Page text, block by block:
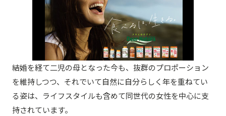
結婚を経て二児の母となった今も、抜群のプロポーション
を維持しつつ、それでいて自然に自分らしく年を重ねてい
る姿は、ライフスタイルも含めて同世代の女性を中心に支
持されています。